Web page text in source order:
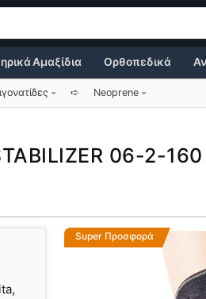
Αμαξίδια Ορθοπεδικά
➪ Neoprene
06-2-160
Super Προσφορά